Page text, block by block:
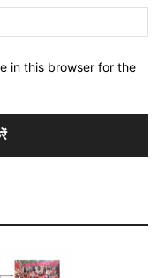
in this browser for the